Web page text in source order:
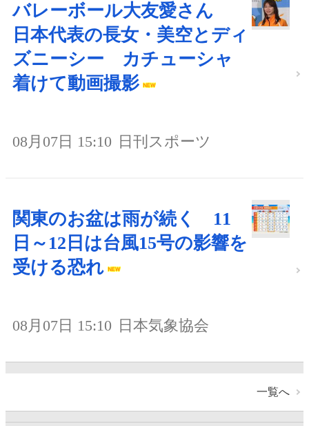
バレーボール大友愛さん
日本代表の長女・美空とディ
ズニーシー カチューシャ
着けて動画撮影
08月07日 15:10 日刊スポーツ
関東のお盆は雨が続く 11
日～12日は台風15号の影響を
受ける恐れ
08月07日 15:10 日本気象協会
一覧へ